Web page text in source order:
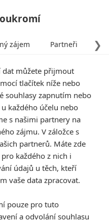
Milonoff
narození: 01.05.1980
narození:Helsinky, Finsko
Eero Milonoff
❯
zájem Partneři
dat můžete přijmout
tlačítek níže nebo
souhlasy zapnutím nebo
každého účelu nebo
s našimi partnery na
zájmu. V záložce s
partnerů. Máte zde
každého z nich i
údajů u těch, kteří
vaše data zpracovat.
pouze pro tuto
a odvolání souhlasu